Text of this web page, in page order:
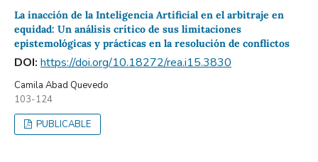
La inacción de la Inteligencia Artificial en el arbitraje en
equidad: Un análisis crítico de sus limitaciones
epistemológicas y prácticas en la resolución de conflictos
DOI: https://doi.org/10.18272/rea.i15.3830
Camila Abad Quevedo
103-124
PUBLICABLE